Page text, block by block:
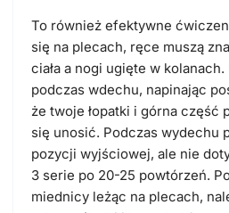
To również efektywne
się na plecach, ręce muszą
ciała a nogi ugięte w
podczas wdechu, napinając
że twoje łopatki i górna część
się unosić. Podczas wydechu
pozycji wyjściowej, ale nie
3 serie po 20-25 powtórzeń.
miednicy leżąc na plecach,